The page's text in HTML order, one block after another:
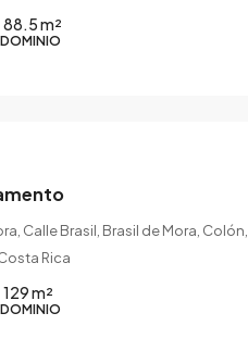
88.5m²
Calle Brasil, Brasil de Mora, Colón,
Rica
129m²